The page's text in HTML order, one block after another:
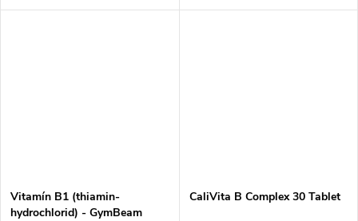
B12, která přispívá ke správné
podílejí na množství procesů v
Vitamín B1 (thiamin-
hydrochlorid) - GymBeam
CaliVita B Complex 30 Tablet